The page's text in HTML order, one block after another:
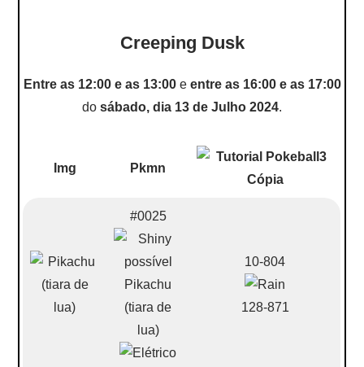
Creeping Dusk
Entre as 12:00 e as 13:00e entre as 16:00 e as 17:00
do sábado, dia 13 de Julho 2024.
Img Pkmn
#0025
Pikachu
(tiara de
lua)
10-804
128-871